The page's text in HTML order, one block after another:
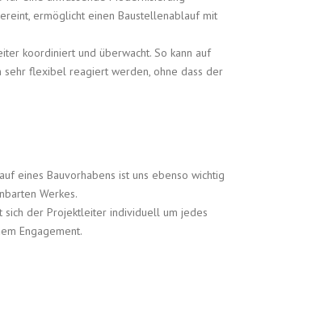
ermöglicht einen Baustellenablauf mit
koordiniert und überwacht. So kann auf
flexibel reagiert werden, ohne dass der
eines Bauvorhabens ist uns ebenso wichtig
Werkes.
sich der Projektleiter individuell um jedes
Engagement.